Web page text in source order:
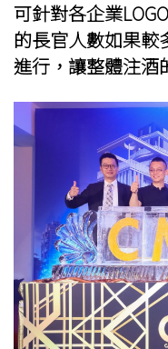
可針對各企業
的長官人數如果較
進行，讓整體注酒